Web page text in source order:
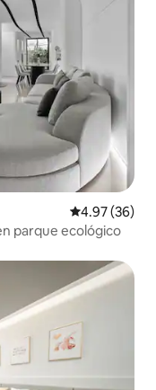
Calificación
4.97 (36)
parque ecológico